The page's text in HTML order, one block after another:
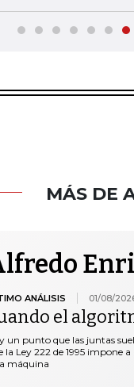
MÁS DE
ANÁLISIS 01/08/
el
un punto que las juntas
la Ley 222 de 1995 impone
máquina